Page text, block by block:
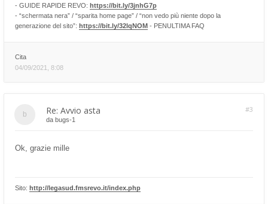
- GUIDE RAPIDE REVO: https://bit.ly/3jnhG7p
- “schermata nera” / “sparita home page” / “non vedo più niente dopo la
generazione del sito”: https://bit.ly/32lqNOM - PENULTIMA FAQ
Cita
04/09/2021, 8:08
Re: Avvio asta #3
da bugs-1
Ok, grazie mille
Sito: http://legasud.fmsrevo.it/index.php